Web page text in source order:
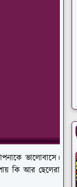
ভালোবাসে।
কি আর ছেলেরা